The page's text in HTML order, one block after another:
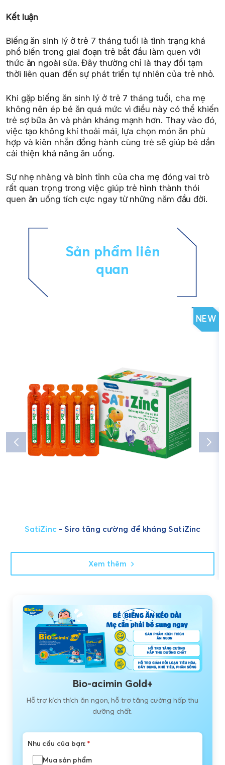
Kết luận
Biếng ăn sinh lý ở trẻ 7 tháng tuổi là tình trạng khá
phổ biến trong giai đoạn trẻ bắt đầu làm quen với
thức ăn ngoài sữa. Đây thường chỉ là thay đổi tạm
thời liên quan đến sự phát triển tự nhiên của trẻ nhỏ.
Khi gặp biếng ăn sinh lý ở trẻ 7 tháng tuổi, cha mẹ
không nên ép bé ăn quá mức vì điều này có thể khiến
trẻ sợ bữa ăn và phản kháng mạnh hơn. Thay vào đó,
việc tạo không khí thoải mái, lựa chọn món ăn phù
hợp và kiên nhẫn đồng hành cùng trẻ sẽ giúp bé dần
cải thiện khả năng ăn uống.
Sự nhẹ nhàng và bình tĩnh của cha mẹ đóng vai trò
rất quan trọng trong việc giúp trẻ hình thành thói
quen ăn uống tích cực ngay từ những năm đầu đời.
Sản phẩm liên
quan
NEW
SatiZinc - Siro tăng cường đề kháng SatiZinc
Xem thêm
Bio-acimin Gold+
Hỗ trợ kích thích ăn ngon, hỗ trợ tăng cường hấp thu
dưỡng chất.
Nhu cầu của bạn:*
Mua sản phẩm